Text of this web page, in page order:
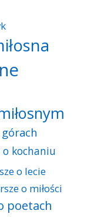
o kochaniu
o lecie
o miłości
poetach